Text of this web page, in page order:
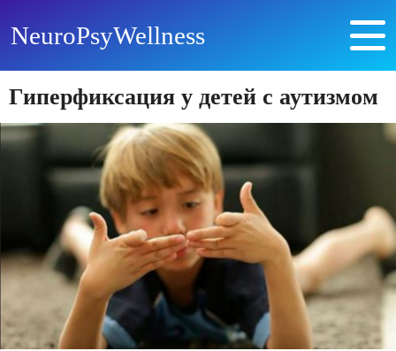
NeuroPsyWellness
Гиперфиксация у детей с аутизмом